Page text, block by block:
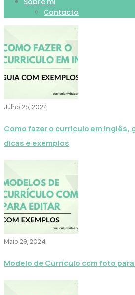
Sobre mi
Contacto
Julho 25, 2024
Como fazer o curriculo em inglês,
dicas e exemplos
Maio 29, 2024
Modelo de Currículo com foto